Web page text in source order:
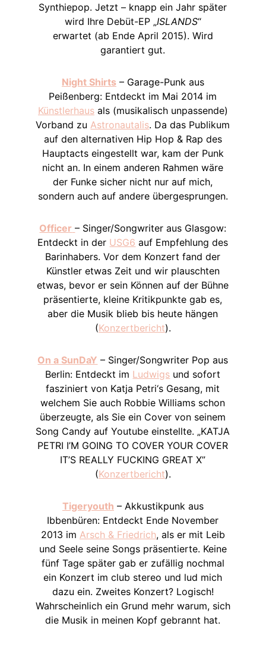
Synthiepop. Jetzt – knapp ein Jahr später
wird Ihre Debüt-EP „ISLANDS“
erwartet (ab Ende April 2015). Wird
garantiert gut.
Night Shirts– Garage-Punk aus
Peißenberg: Entdeckt im Mai 2014 im
Künstlerhausals (musikalisch unpassende)
Vorband zu Astronautalis. Da das Publikum
auf den alternativen Hip Hop & Rap des
Hauptacts eingestellt war, kam der Punk
nicht an. In einem anderen Rahmen wäre
der Funke sicher nicht nur auf mich,
sondern auch auf andere übergesprungen.
Officer – Singer/Songwriter aus Glasgow:
Entdeckt in der USG6 auf Empfehlung des
Barinhabers. Vor dem Konzert fand der
Künstler etwas Zeit und wir plauschten
etwas, bevor er sein Können auf der Bühne
präsentierte, kleine Kritikpunkte gab es,
aber die Musik blieb bis heute hängen
(Konzertbericht).
On a SunDaY – Singer/Songwriter Pop aus
Berlin: Entdeckt im Ludwigs und sofort
fasziniert von Katja Petri‘s Gesang, mit
welchem Sie auch Robbie Williams schon
überzeugte, als Sie ein Cover von seinem
Song Candy auf Youtube einstellte. „KATJA
PETRI I’M GOING TO COVER YOUR COVER
IT’S REALLY FUCKING GREAT X”
(Konzertbericht).
Tigeryouth – Akkustikpunk aus
Ibbenbüren: Entdeckt Ende November
2013 im Arsch & Friedrich, als er mit Leib
und Seele seine Songs präsentierte. Keine
fünf Tage später gab er zufällig nochmal
ein Konzert im club stereo und lud mich
dazu ein. Zweites Konzert? Logisch!
Wahrscheinlich ein Grund mehr warum, sich
die Musik in meinen Kopf gebrannt hat.